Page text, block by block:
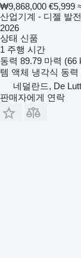
₩9,868,000 €5,999
산업기계 - 디젤 발
2026
상태 신품
1 주행 시간
동력 89.79 마력 (66
템 액체 냉각식 동력
네덜란드, De
판매자에게 연락